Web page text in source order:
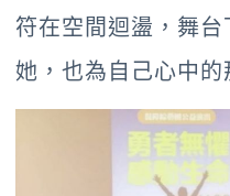
符在空間迴盪，舞
她，也為自己心中的